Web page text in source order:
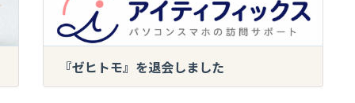
『ゼヒトモ』を退会しました